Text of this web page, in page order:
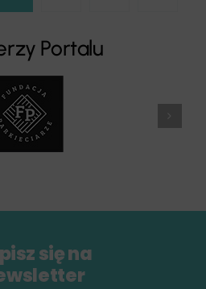
Portalu
się na